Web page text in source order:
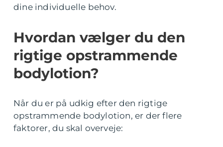
dine individuelle behov.
Hvordan vælger du den
rigtige opstrammende
bodylotion?
Når du er på udkig efter den rigtige
opstrammende bodylotion, er der flere
faktorer, du skal overveje: